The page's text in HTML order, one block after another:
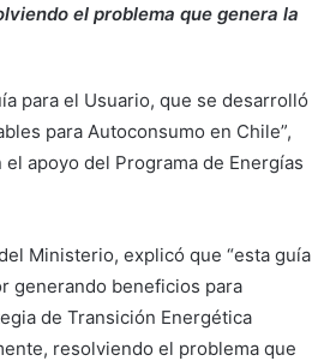
el problema que genera la
para el Usuario, que se desarrolló
para Autoconsumo en Chile”,
apoyo del Programa de Energías
Ministerio, explicó que “esta guía
generando beneficios para
de Transición Energética
resolviendo el problema que